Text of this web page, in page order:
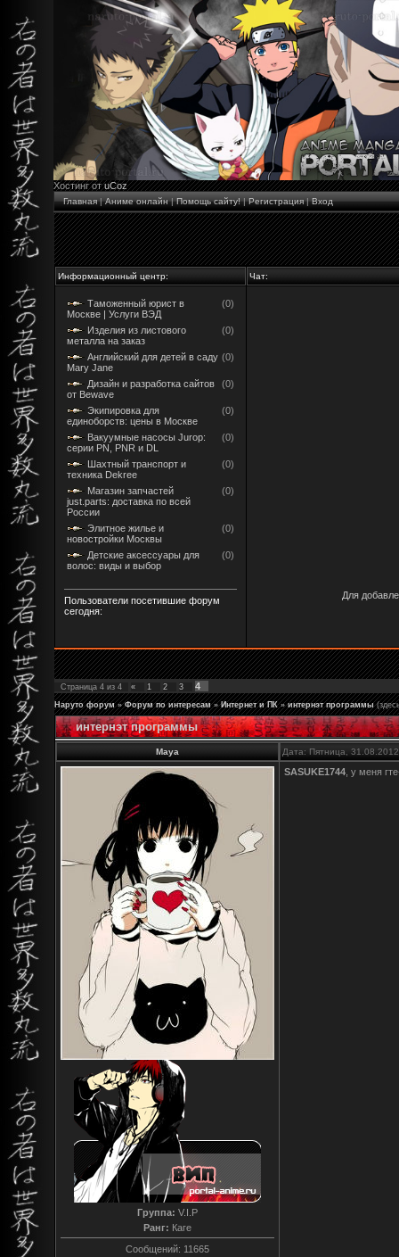
Хостинг отuCoz
Главная|Аниме онлайн|Помощь сайту!|Регистрация|Вход
Информационный центр: Чат:
Таможенный юрист в
Москве | Услуги ВЭД
(0)
Изделия из листового
металла на заказ
(0)
Английский для детей в саду
Mary Jane
(0)
Дизайн и разработка сайтов
от Bewave
(0)
Экипировка для
единоборств: цены в Москве
(0)
Вакуумные насосы Jurop:
серии PN, PNR и DL
(0)
Шахтный транспорт и
техника Dekree
(0)
Магазин запчастей
just.parts: доставка по всей
России
(0)
Элитное жилье и
новостройки Москвы
(0)
Детские аксессуары для
волос: виды и выбор
(0)
Пользователи посетившие форум
сегодня:
Для
Страница 4 из 4 « 1 2 3 4
Наруто форум » Форум по интересам » Интернет и ПК » интернэт программы
интернэт программы
Maya Дата: Пятница,
Группа: V.I.P
Ранг: Каге
Сообщений: 11665
SASUKE1744 , у меня